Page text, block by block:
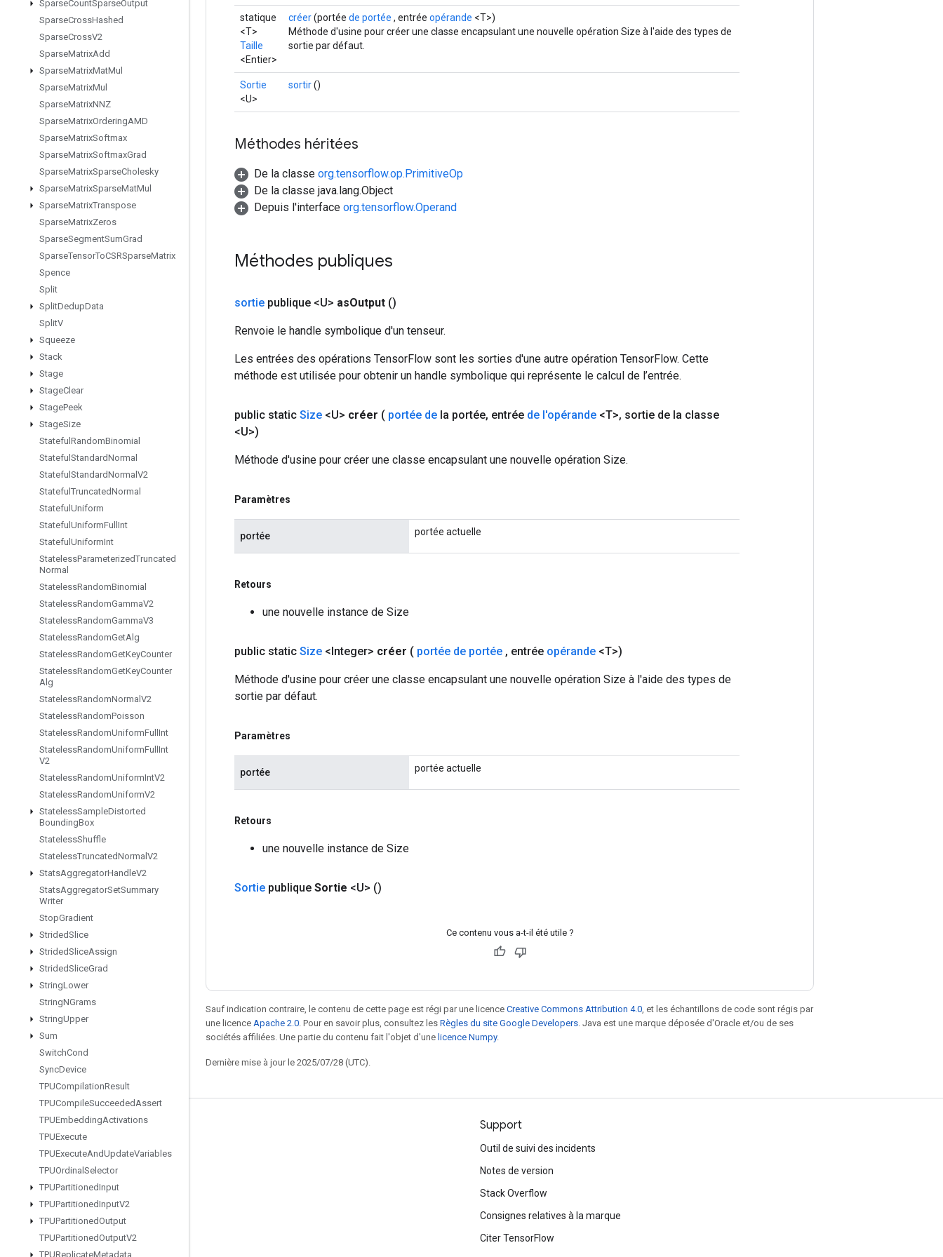
SparseCountSparseOutput
SparseCrossHashed
SparseCrossV2
SparseMatrixAdd
SparseMatrixMatMul
SparseMatrixMul
SparseMatrixNNZ
SparseMatrixOrderingAMD
SparseMatrixSoftmax
SparseMatrixSoftmaxGrad
SparseMatrixSparseCholesky
SparseMatrixSparseMatMul
SparseMatrixTranspose
SparseMatrixZeros
SparseSegmentSumGrad
SparseTensorToCSRSparseMatrix
Spence
Split
SplitDedupData
SplitV
Squeeze
Stack
Stage
StageClear
StagePeek
StageSize
Stateful RandomBinomial
Stateful StandardNormal
Stateful StandardNormal V2
Stateful TruncatedNormal
Stateful Uniform
Stateful UniformFull Int
Stateful UniformInt
StatelessParameterizedTruncated
Normal
StatelessRandomBinomial
StatelessRandomGammaV2
StatelessRandomGammaV3
StatelessRandomGetAlg
StatelessRandomGetKeyCounter
StatelessRandomGetKeyCounter
Alg
StatelessRandomNormal V2
StatelessRandomPoisson
StatelessRandomUniformFull Int
StatelessRandomUniformFull Int
V2
StatelessRandomUniformIntV2
StatelessRandomUniformV2
StatelessSampleDistorted
BoundingBox
StatelessShuffle
StatelessTruncatedNormal V2
StatsAggregatorHandleV2
StatsAggregatorSetSummary
Writer
StopGradient
StridedSlice
StridedSliceAssign
StridedSliceGrad
StringLower
StringNGrams
StringUpper
Sum
SwitchCond
SyncDevice
TPUCompilationResult
TPUCompileSucceededAssert
TPUEmbeddingActivations
TPUExecute
TPUExecuteAndUpdateVariables
TPUOrdinal Selector
TPUPartitionedInput
TPUPartitionedInputV2
TPUPartitionedOutput
TPUPartitionedOutputV2
TPUReplicateMetadata
statique
<T>
Taille
<Entier>
créer(portée de portée , entrée opérande <T>)
Méthode d'usine pour créer une classe encapsulant une nouvelle opération Size à l'aide des types de
sortie par défaut.
Sortie
<U>
sortir()
Méthodes héritées
De la classe org.tensorflow.op.PrimitiveOp
De la classe java.lang.Object
Depuis l'interface org.tensorflow.Operand
Méthodes publiques
sortie publique <U> asOutput ()
Renvoie le handle symbolique d'un tenseur.
Les entrées des opérations TensorFlow sont les sorties d'une autre opération TensorFlow. Cette
méthode est utilisée pour obtenir un handle symbolique qui représente le calcul de l’entrée.
public static Size <U> créer ( portée de la portée, entrée de l'opérande <T>, sortie de la classe
<U>)
Méthode d'usine pour créer une classe encapsulant une nouvelle opération Size.
Paramètres
portée portée actuelle
Retours
une nouvelle instance de Size
public static Size <Integer> créer ( portée de portée , entrée opérande <T>)
Méthode d'usine pour créer une classe encapsulant une nouvelle opération Size à l'aide des types de
sortie par défaut.
Paramètres
portée portée actuelle
Retours
une nouvelle instance de Size
Sortie publique Sortie <U> ()
Ce contenu vous a-t-il été utile ?
Sauf indication contraire, le contenu de cette page est régi par une licence Creative Commons Attribution 4.0 , et les échantillons de code sont régis par
une licence Apache 2.0 . Pour en savoir plus, consultez les Règles du site Google Developers . Java est une marque déposée d'Oracle et/ou de ses
sociétés affiliées. Une partie du contenu fait l'objet d'une licence Numpy.
Dernière mise à jour le 2025/07/28 (UTC).
Rester connecté
Forum
GitHub
Twitter
YouTube
Support
Outil de suivi des incidents
Notes de version
Stack Overflow
Consignes relatives à la marque
Citer TensorFlow